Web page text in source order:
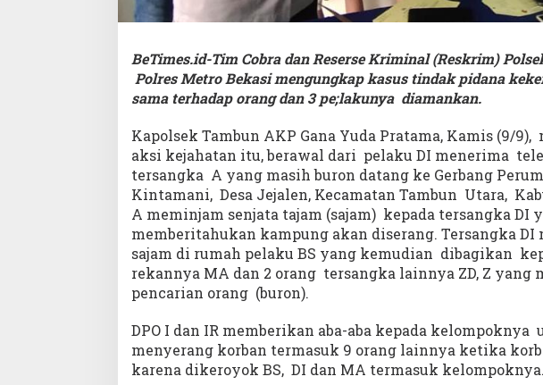
BeTimes.id-Tim Cobra dan Reserse Kriminal (Reskrim)
Polres Metro Bekasi mengungkap kasus tindak pidana
sama terhadap orang dan 3 pe;lakunya diamankan.
Kapolsek Tambun AKP Gana Yuda Pratama, Kamis (9/9),
aksi kejahatan itu, berawal dari pelaku DI menerima
tersangka A yang masih buron datang ke Gerbang
Kintamani, Desa Jejalen, Kecamatan Tambun Utara,
A meminjam senjata tajam (sajam) kepada tersangka DI
memberitahukan kampung akan diserang. Tersangka DI
sajam di rumah pelaku BS yang kemudian dibagikan
rekannya MA dan 2 orang tersangka lainnya ZD, Z yang
pencarian orang (buron).
DPO I dan IR memberikan aba-aba kepada kelompoknya
menyerang korban termasuk 9 orang lainnya ketika
karena dikeroyok BS, DI dan MA termasuk kelompoknya.